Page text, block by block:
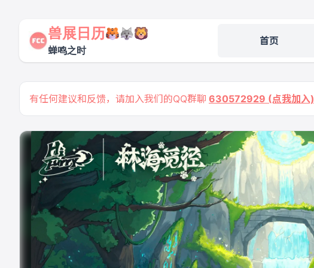
兽展日历
蝉鸣之时
首页
有任何建议和反馈，请加入我们的QQ群聊 630572929 (点我加入)